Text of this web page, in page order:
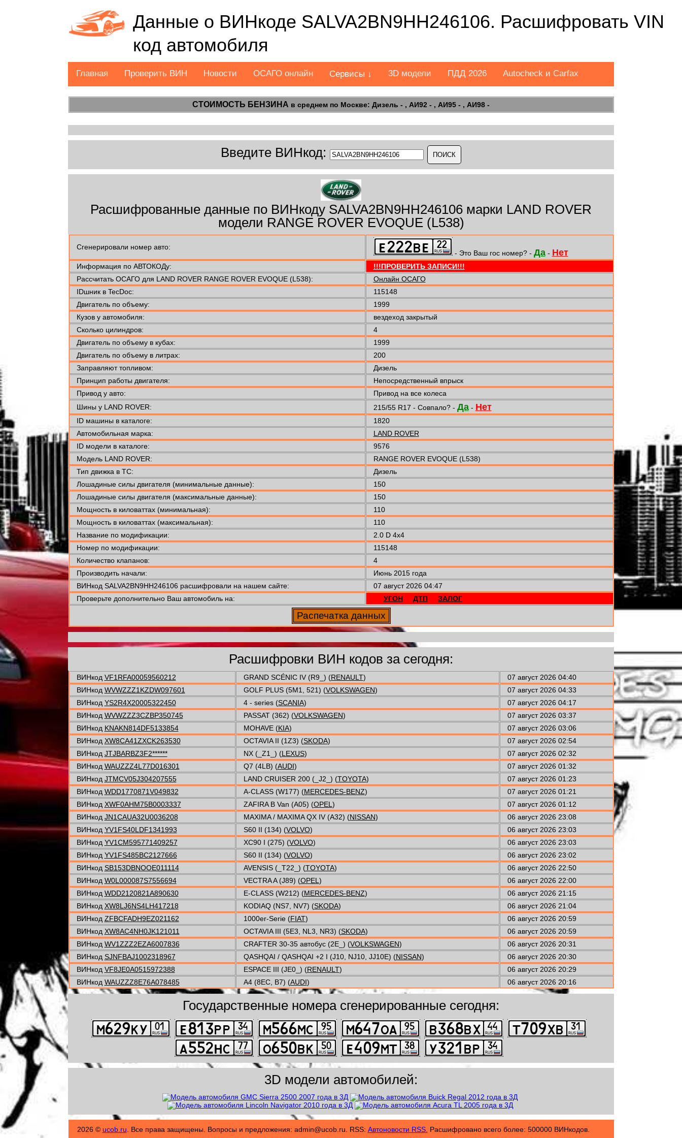
Данные о ВИНкоде SALVA2BN9HH246106. Расшифровать VIN
код автомобиля
Главная Проверить ВИН Новости ОСАГО онлайн Сервисы ↓ 3D модели ПДД 2026 Autocheck и Carfax
СТОИМОСТЬ БЕНЗИНА в среднем по Москве: Дизель - , АИ92 - , АИ95 - , АИ98 -
Введите ВИНкод:
Расшифрованные данные по ВИНкоду SALVA2BN9HH246106 марки LAND ROVER
модели RANGE ROVER EVOQUE (L538)
Сгенерировали номер авто:
- Это Ваш гос номер? - Да- Нет
Информация по АВТОКОДу:
!!!ПРОВЕРИТЬ ЗАПИСИ!!!
Рассчитать ОСАГО для LAND ROVER RANGE ROVER EVOQUE (L538):
Онлайн ОСАГО
IDшник в TecDoc:
115148
Двигатель по объему:
1999
Кузов у автомобиля:
вездеход закрытый
Сколько цилиндров:
4
Двигатель по объему в кубах:
1999
Двигатель по объему в литрах:
200
Заправляют топливом:
Дизель
Принцип работы двигателя:
Непосредственный впрыск
Привод у авто:
Привод на все колеса
Шины у LAND ROVER:
215/55 R17 - Совпало? - Да- Нет
ID машины в каталоге:
1820
Автомобильная марка:
LAND ROVER
ID модели в каталоге:
9576
Модель LAND ROVER:
RANGE ROVER EVOQUE (L538)
Тип движка в ТС:
Дизель
Лошадиные силы двигателя (минимальные данные):
150
Лошадиные силы двигателя (максимальные данные):
150
Мощность в киловаттах (минимальная):
110
Мощность в киловаттах (максимальная):
110
Название по модификации:
2.0 D 4x4
Номер по модификации:
115148
Количество клапанов:
4
Производить начали:
Июнь 2015 года
ВИНкод SALVA2BN9HH246106 расшифровали на нашем сайте:
07 август 2026 04:47
Проверьте дополнительно Ваш автомобиль на:
УГОН ДТП ЗАЛОГ
Расшифровки ВИН кодов за сегодня:
ВИНкод VF1RFA00059560212 GRAND SCÉNIC IV (R9_) (RENAULT)
07 август 2026 04:40
ВИНкод WVWZZZ1KZDW097601 GOLF PLUS (5M1, 521) (VOLKSWAGEN)
07 август 2026 04:33
ВИНкод YS2R4X20005322450 4 - series (SCANIA)
07 август 2026 04:17
ВИНкод WVWZZZ3CZBP350745 PASSAT (362) (VOLKSWAGEN)
07 август 2026 03:37
ВИНкод KNAKN814DF5133854 MOHAVE (KIA)
07 август 2026 03:06
ВИНкод XW8CA41ZXCK263530 OCTAVIA II (1Z3) (SKODA)
07 август 2026 02:54
ВИНкод JTJBARBZ3F2****** NX (_Z1_) (LEXUS)
07 август 2026 02:32
ВИНкод WAUZZZ4L77D016301 Q7 (4LB) (AUDI)
07 август 2026 01:32
ВИНкод JTMCV05J304207555 LAND CRUISER 200 (_J2_) (TOYOTA)
07 август 2026 01:23
ВИНкод WDD1770871V049832 A-CLASS (W177) (MERCEDES-BENZ)
07 август 2026 01:21
ВИНкод XWF0AHM75B0003337 ZAFIRA B Van (A05) (OPEL )
07 август 2026 01:12
ВИНкод JN1CAUA32U0036208 MAXIMA / MAXIMA QX IV (A32) (NISSAN)
06 август 2026 23:08
ВИНкод YV1FS40LDF1341993 S60 II (134) (VOLVO)
06 август 2026 23:03
ВИНкод YV1CM595771409257 XC90 I (275) (VOLVO)
06 август 2026 23:03
ВИНкод YV1FS485BC2127666 S60 II (134) (VOLVO)
06 август 2026 23:02
ВИНкод SB153DBNOOE011114 AVENSIS (_T22_) (TOYOTA)
06 август 2026 22:50
ВИНкод W0L000087S7556694 VECTRA A (J89) (OPEL )
06 август 2026 22:00
ВИНкод WDD2120821A890630 E-CLASS (W212) (MERCEDES-BENZ)
06 август 2026 21:15
ВИНкод XW8LJ6NS4LH417218 KODIAQ (NS7, NV7) (SKODA)
06 август 2026 21:04
ВИНкод ZFBCFADH9EZ021162 1000er-Serie (FIAT)
06 август 2026 20:59
ВИНкод XW8AC4NH0JK121011 OCTAVIA III (5E3, NL3, NR3) (SKODA)
06 август 2026 20:59
ВИНкод WV1ZZZ2EZA6007836 CRAFTER 30-35 автобус (2E_) (VOLKSWAGEN)
06 август 2026 20:31
ВИНкод SJNFBAJ1002318967 QASHQAI / QASHQAI +2 I (J10, NJ10, JJ10E) (NISSAN)
06 август 2026 20:30
ВИНкод VF8JE0A0515972388 ESPACE III (JE0_) (RENAULT)
06 август 2026 20:29
ВИНкод WAUZZZ8E76A078485 A4 (8EC, B7) (AUDI) 06 август 2026 20:16
Государственные номера сгенерированные сегодня:
3D модели автомобилей:
2026 © ucob.ru . Все права защищены. Вопросы и предложения: admin@ucob.ru. RSS: Автоновости RSS. Расшифровано всего более: 500000 ВИНкодов.